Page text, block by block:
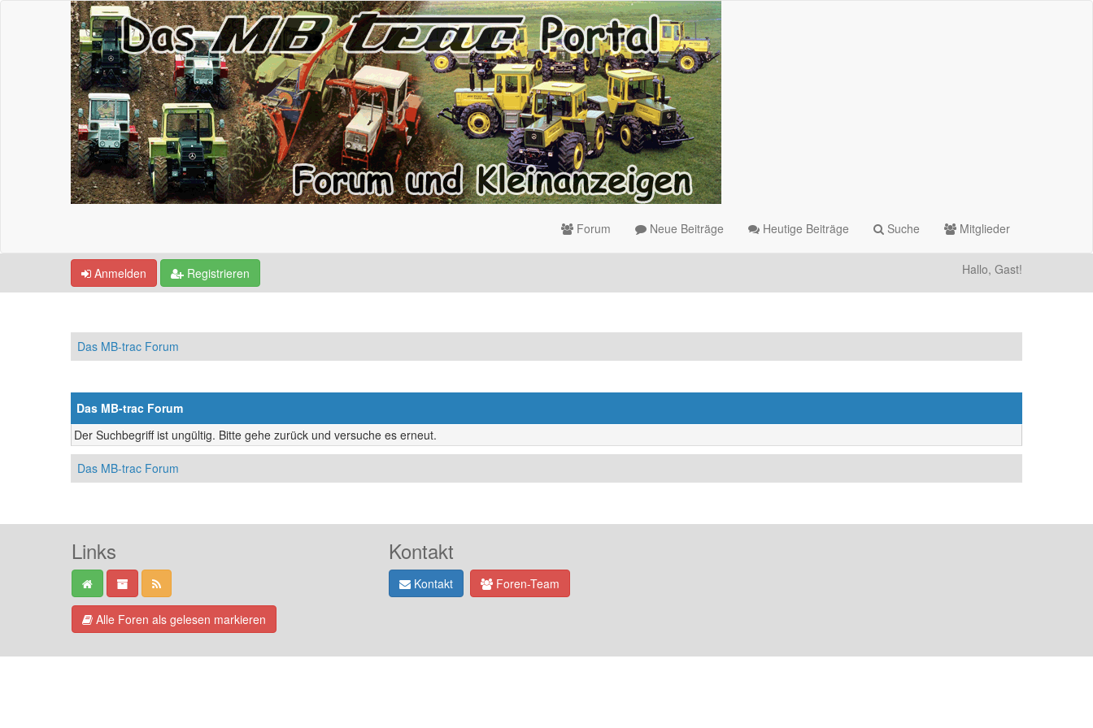
Forum Neue Beiträge Heutige Beiträge Suche Mitglieder
Anmelden Registrieren Hallo, Gast!
Das MB-trac Forum
Das MB-trac Forum
Der Suchbegriff ist ungültig. Bitte gehe zurück und versuche es erneut.
Das MB-trac Forum
Links
Alle Foren als gelesen markieren
Kontakt
Kontakt Foren-Team